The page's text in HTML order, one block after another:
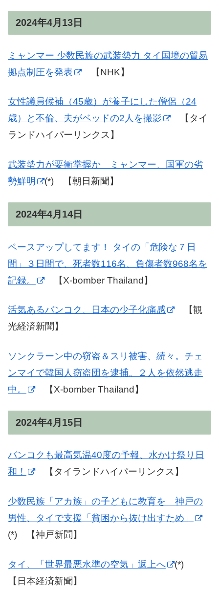
2024年4月13日
ミャンマー 少数民族の武装勢力 タイ国境の貿易
拠点制圧を発表
【NHK】
女性議員候補（45歳）が養子にした僧侶（24
歳）と不倫、夫がベッドの2人を撮影
【タイ
ランドハイパーリンクス】
武装勢力が要衝掌握か ミャンマー、国軍の劣
勢鮮明
(*) 【朝日新聞】
2024年4月14日
ペースアップしてます！ タイの「危険な７日
間」３日間で、死者数116名、負傷者数968名を
記録。
【X-bomber Thailand】
活気あるバンコク、日本の少子化痛感
【観
光経済新聞】
ソンクラーン中の窃盗＆スリ被害、続々。チェ
ンマイで韓国人窃盗団を逮捕。２人を依然逃走
中。
【X-bomber Thailand】
2024年4月15日
バンコクも最高気温40度の予報、水かけ祭り日
和！
【タイランドハイパーリンクス】
少数民族「アカ族」の子どもに教育を 神戸の
男性、タイで支援「貧困から抜け出すため」
(*) 【神戸新聞】
タイ、「世界最悪水準の空気」返上へ
(*)
【日本経済新聞】